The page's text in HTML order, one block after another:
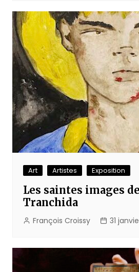
Art Artistes Exposition
Les saintes images
Tranchida
François Croissy 31